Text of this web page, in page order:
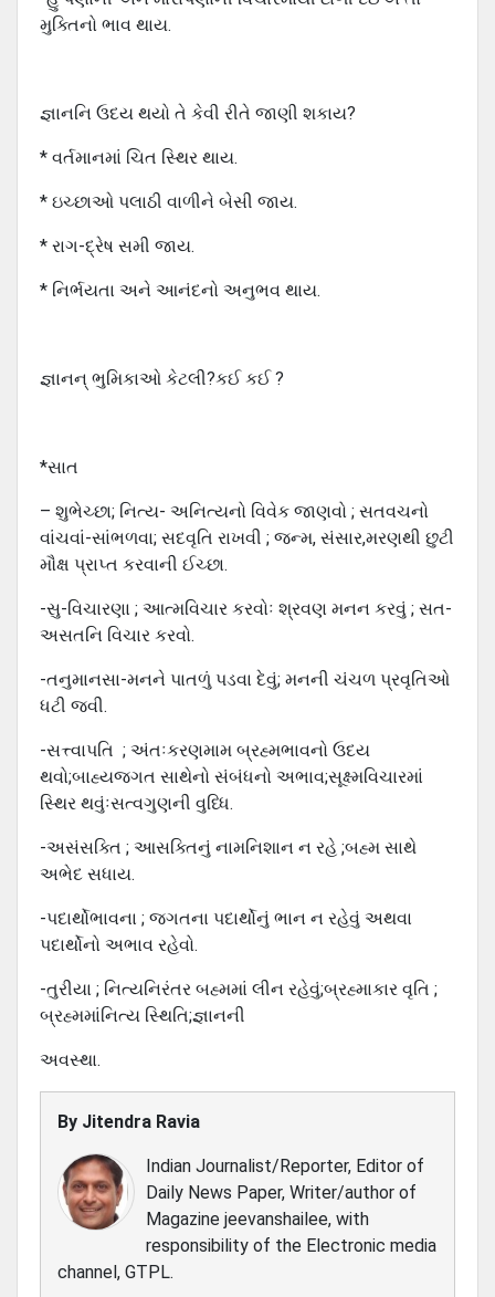
મુક્તિનો ભાવ થાય.
જ્ઞાનનિ ઉદય થયો તે કેવી રીતે જાણી શકાય?
* વર્તમાનમાં ચિત સ્થિર થાય.
* ઇચ્છાઓ પલાઠી વાળીને બેસી જાય.
* રાગ-દ્રેષ સમી જાય.
* નિર્ભયતા અને આનંદનો અનુભવ થાય.
જ્ઞાનન્ ભુમિકાઓ કેટલી?કઈ કઈ ?
*સાત
– શુભેચ્છા; નિત્ય- અનિત્યનો વિવેક જાણવો ; સતવચનો
વાંચવાં-સાંભળવા; સદવૃતિ રાખવી ; જન્મ, સંસાર,મરણથી છુટી
મૌક્ષ પ્રાપ્ત કરવાની ઈચ્છા.
-સુ-વિચારણા ; આત્મવિચાર કરવોઃ શ્રવણ મનન કરવું ; સત-
અસતનિ વિચાર કરવો.
-તનુમાનસા-મનને પાતળું પડવા દેવું; મનની ચંચળ પ્રવૃતિઓ
ધટી જવી.
-સત્ત્વાપતિ ; અંતઃકરણમામ બ્રહ્મભાવનો ઉદય
થવો;બાહ્યજગત સાથેનો સંબંધનો અભાવ;સૂક્ષ્મવિચારમાં
સ્થિર થવુંઃસત્વગુણની વુધ્ધિ.
-અસંસક્તિ ; આસક્તિનું નામનિશાન ન રહે ;બહ્મ સાથે
અભેદ સધાય.
-પદાર્થોભાવના ; જગતના પદાર્થોનું ભાન ન રહેવું અથવા
પદાર્થોનો અભાવ રહેવો.
-તુરીયા ; નિત્યનિરંતર બહ્મમાં લીન રહેવું;બ્રહ્માકાર વૃતિ ;
બ્રહ્મમાંનિત્ય સ્થિતિ;જ્ઞાનની
અવસ્થા.
By Jitendra Ravia
Indian Journalist/Reporter, Editor of
Daily News Paper, Writer/author of
Magazine jeevanshailee, with
responsibility of the Electronic media
channel, GTPL.